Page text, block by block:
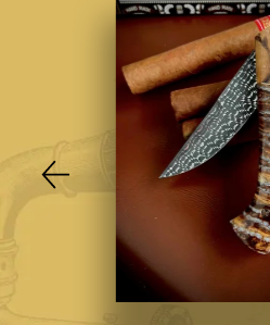
Couteaux Impala
Couteaux Morta
Couteaux Loupe de Peuplier